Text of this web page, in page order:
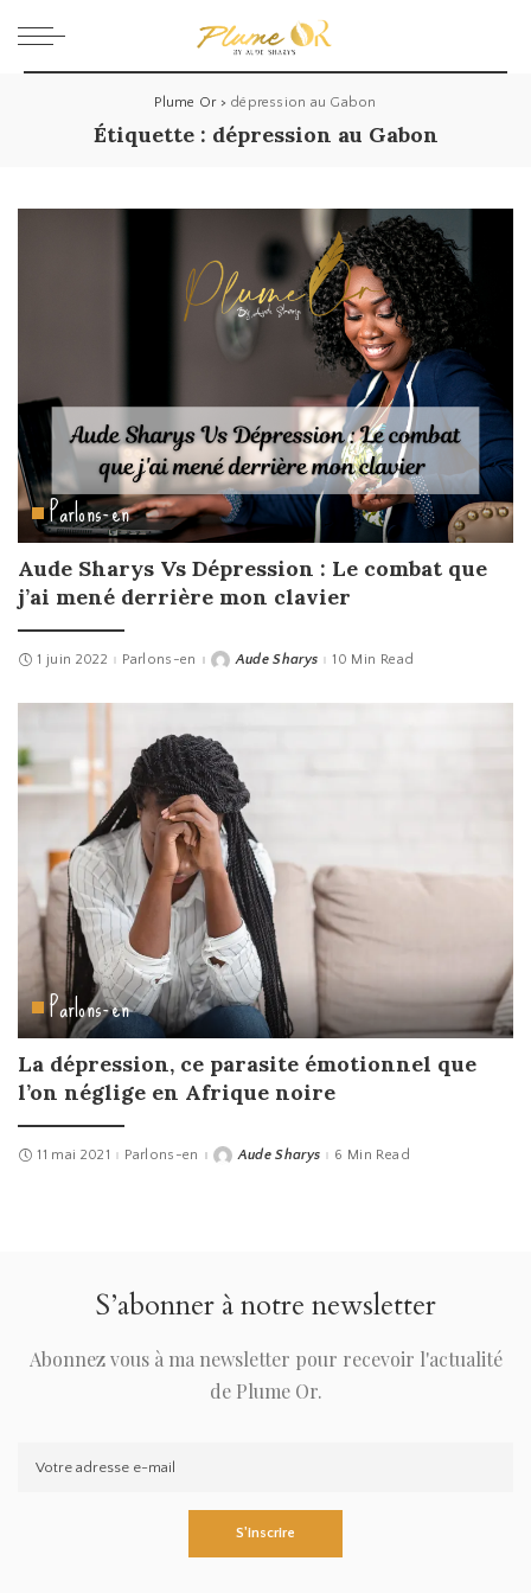
Plume Or> dépression au Gabon
Étiquette : dépression au Gabon
Parlons-en
Aude Sharys Vs Dépression : Le combat que
j’ai mené derrière mon clavier
1 juin 2022 Parlons-en PostedAude Sharys 10 Min Read
Parlons-en
La dépression, ce parasite émotionnel que
l’on néglige en Afrique noire
11 mai 2021 Parlons-en PostedAude Sharys 6 Min Read
S’abonner à notre newsletter
Abonnez vous à ma newsletter pour recevoir l'actualité
de Plume Or.